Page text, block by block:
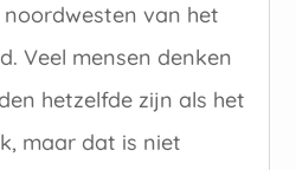
van het
Veel mensen denken
hetzelfde zijn als het
maar dat is niet